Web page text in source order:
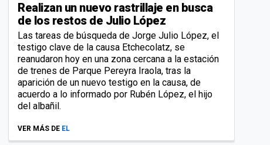
Realizan un nuevo rastrillaje en busca
de los restos de Julio López
Las tareas de búsqueda de Jorge Julio López, el
testigo clave de la causa Etchecolatz, se
reanudaron hoy en una zona cercana a la estación
de trenes de Parque Pereyra Iraola, tras la
aparición de un nuevo testigo en la causa, de
acuerdo a lo informado por Rubén López, el hijo
del albañil.
VER MÁS DE EL